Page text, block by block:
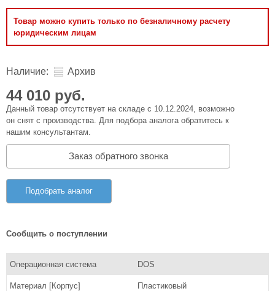
Товар можно купить только по безналичному расчету
юридическим лицам
Наличие: Архив
44 010 руб.
Данный товар отсутствует на складе с 10.12.2024, возможно
он снят с производства. Для подбора аналога обратитесь к
нашим консультантам.
Заказ обратного звонка
Подобрать аналог
Сообщить о поступлении
Операционная система DOS
Материал [Корпус] Пластиковый